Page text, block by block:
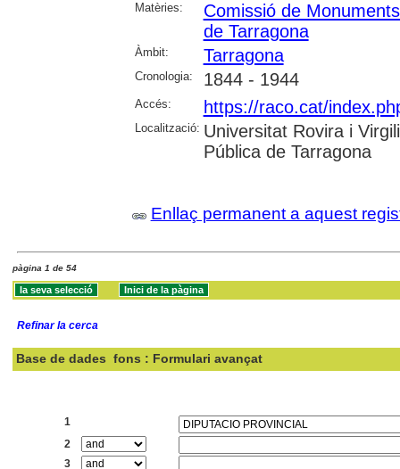
Matèries:
Comissió de
de Tarragona
Àmbit: Tarragona
Cronologia: 1844 - 1944
Accés: https://raco.cat/
Localització: Universitat Rovira i
Pública de Tarragona
Enllaç permanent a aquest
pàgina 1 de 54
Refinar la cerca
Base de dades fons : Formulari avançat
1
2
3